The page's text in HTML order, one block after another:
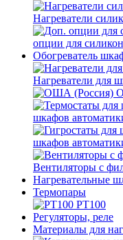
Нагреватели
опции для
Обогреватель
Нагреватели для
шкафов
шкафов
Вентиляторы с
Нагревательные
Термопары
PT100
Регуляторы, реле
Материалы для